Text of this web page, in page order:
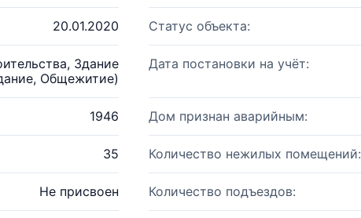
20.01.2020 Статус объекта:
Здание
Общежитие)
Дата постановки на учёт:
1946 Дом признан аварийным:
35 Количество нежилых помещений:
Не присвоен Количество подъездов: